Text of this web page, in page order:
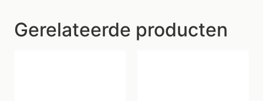
Gerelateerde producten